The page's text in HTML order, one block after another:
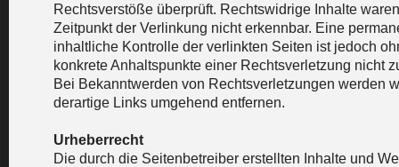
Rechtsverstöße überprüft. Rechtswidrige Inhalte
Zeitpunkt der Verlinkung nicht erkennbar. Eine
inhaltliche Kontrolle der verlinkten Seiten ist jedoch
konkrete Anhaltspunkte einer Rechtsverletzung nicht
Bei Bekanntwerden von Rechtsverletzungen werden
derartige Links umgehend entfernen.
Urheberrecht
Die durch die Seitenbetreiber erstellten Inhalte und